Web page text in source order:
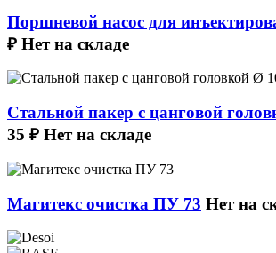
Поршневой насос для
₽ Нет на складе
Стальной пакер с цанговой
35 ₽ Нет на складе
Магитекс очистка ПУ 73 Нет на